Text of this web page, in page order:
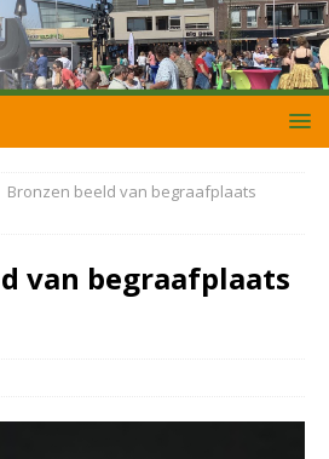
Bronzen beeld van begraafplaats
van begraafplaats